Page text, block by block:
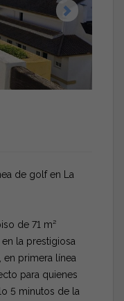
de golf en La
de 71 m²
la prestigiosa
en primera línea
para quienes
5 minutos de la